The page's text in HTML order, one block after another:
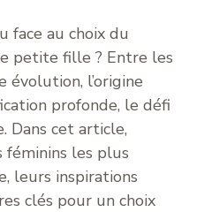
face au choix du
petite fille ? Entre les
évolution, l’origine
profonde, le défi
Dans cet article,
féminins les plus
leurs inspirations
clés pour un choix